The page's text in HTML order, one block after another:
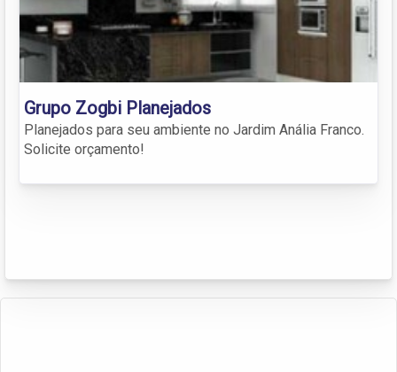
Grupo Zogbi Planejados
Planejados para seu ambiente no Jardim Anália Franco.
Solicite orçamento!